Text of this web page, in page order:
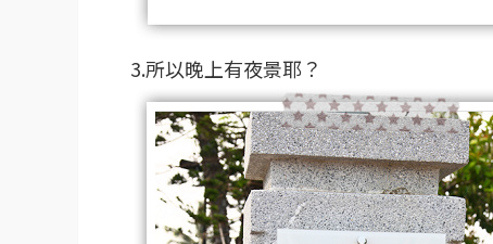
3.所以晚上有夜景耶？